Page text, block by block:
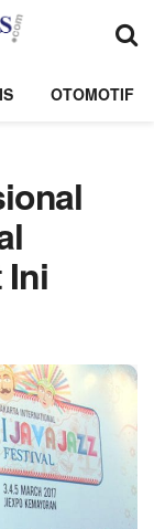
OTOMOTIF
Ini